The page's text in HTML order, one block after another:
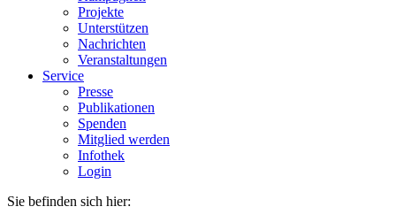
Projekte
Unterstützen
Nachrichten
Veranstaltungen
Service
Presse
Publikationen
Spenden
Mitglied werden
Infothek
Login
Sie befinden sich hier: